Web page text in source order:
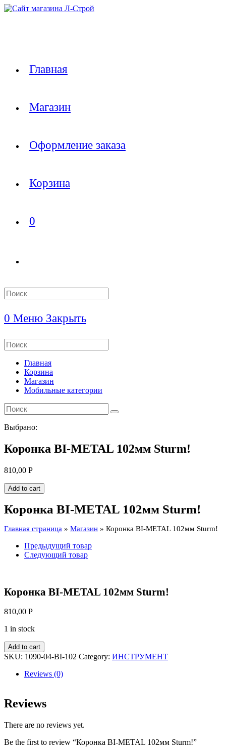
Перейти
Главная
Магазин
Оформление заказа
Корзина
0
Search
this
0 Меню Закрыть
Search
this
websiteГлавная
Корзина
Магазин
Мобильные категории
Выбрано:
Коронка BI-METAL 102мм Sturm!
810,00 Р
Add to cart
Коронка BI-METAL 102мм Sturm!
Главная страница » Магазин » Коронка BI-METAL 102мм Sturm!
Предыдущий товар
Следующий товар
Коронка BI-METAL 102мм Sturm!
810,00 Р
1 in stock
Add to cart
SKU: 1090-04-BI-102 Category: ИНСТРУМЕНТ
Reviews (0)
Reviews
There are no reviews yet.
Be the first to review “Коронка BI-METAL 102мм Sturm!”